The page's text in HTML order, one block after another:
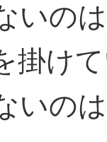
いの
掛け
いの